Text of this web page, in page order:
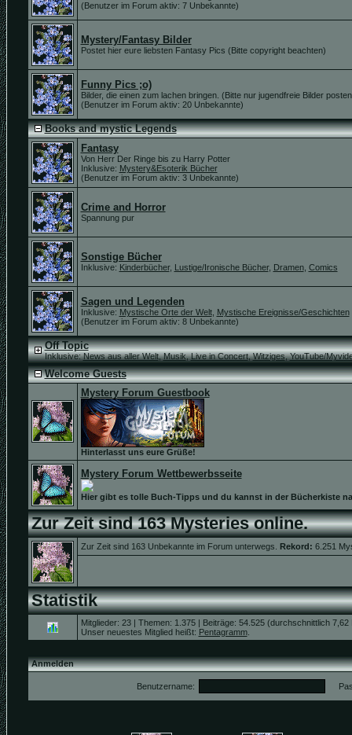
(Benutzer im Forum aktiv: 7 Unbekannte)
Mystery/Fantasy Bilder
Postet hier eure liebsten Fantasy Pics (Bitte copyright beachten)
Funny Pics ;o)
Bilder, die einen zum lachen bringen. (Bitte nur jugendfreie Bilder
(Benutzer im Forum aktiv: 20 Unbekannte)
Books and mystic Legends
Fantasy
Von Herr Der Ringe bis zu Harry Potter
Inklusive: Mystery&Esoterik Bücher
(Benutzer im Forum aktiv: 3 Unbekannte)
Crime and Horror
Spannung pur
Sonstige Bücher
Inklusive: Kinderbücher, Lustige/Ironische Bücher, Dramen, Comics
Sagen und Legenden
Inklusive: Mystische Orte der Welt, Mystische Ereignisse/Geschichten
(Benutzer im Forum aktiv: 8 Unbekannte)
Off Topic
Inklusive:News aus aller Welt,Musik,Live in Concert,Witziges,YouTube/
Welcome Guests
Mystery Forum Guestbook
Hinterlasst uns eure Grüße!
Mystery Forum Wettbewerbsseite
Hier gibt es tolle Buch-Tipps und du kannst in der Bücherkiste
Zur Zeit sind 163 Mysteries online.
Zur Zeit sind 163 Unbekannte im Forum unterwegs. Rekord: 6.251
Statistik
Mitglieder: 23 | Themen: 1.375 | Beiträge: 54.525 (durchschnittlich 7,62
Unser neuestes Mitglied heißt: Pentagramm.
Anmelden
Benutzername: